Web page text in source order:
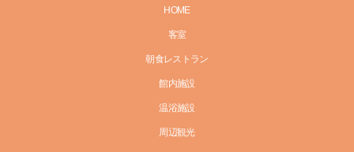
HOME
客室
朝食レストラン
館内施設
温浴施設
周辺観光